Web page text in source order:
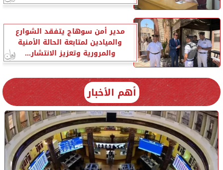
مدير أمن سوهاج يتفقد الشوارع
والميادين لمتابعة الحالة الأمنية
والمرورية وتعزيز الانتشار...
أهم الأخبار